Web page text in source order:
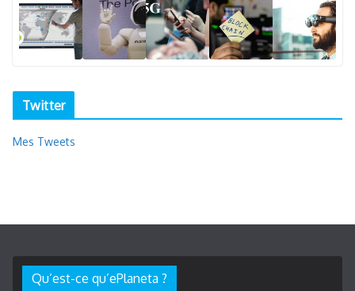
Twitter
Mes Tweets
Qu’est-ce qu’ePlaneta ?